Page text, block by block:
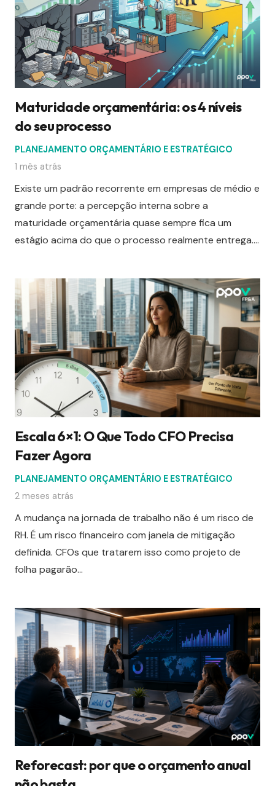
Maturidade orçamentária: os 4 níveis
do seu processo
PLANEJAMENTO ORÇAMENTÁRIO E ESTRATÉGICO
1 mês atrás
Existe um padrão recorrente em empresas de médio e
grande porte: a percepção interna sobre a
maturidade orçamentária quase sempre fica um
estágio acima do que o processo realmente entrega.…
Escala 6×1: O Que Todo CFO Precisa
Fazer Agora
PLANEJAMENTO ORÇAMENTÁRIO E ESTRATÉGICO
2 meses atrás
A mudança na jornada de trabalho não é um risco de
RH. É um risco financeiro com janela de mitigação
definida. CFOs que tratarem isso como projeto de
folha pagarão…
Reforecast: por que o orçamento anual